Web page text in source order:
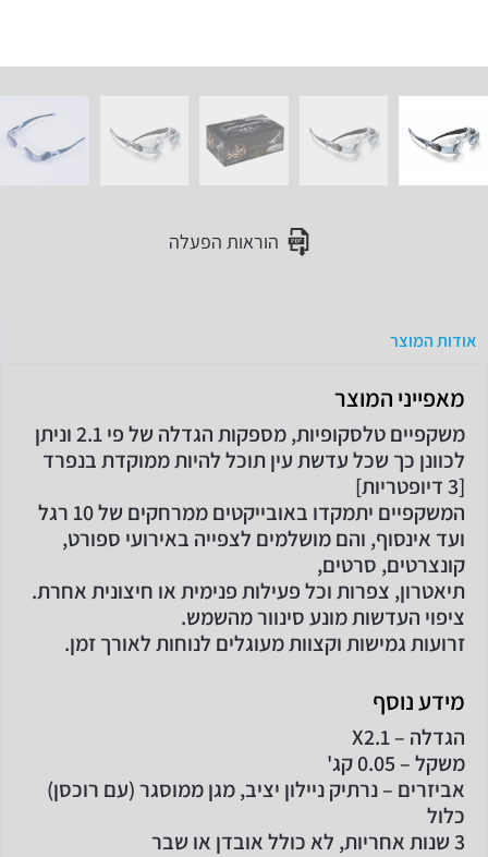
הוראות הפעלה
אודות המוצר
מאפייני המוצר
משקפיים טלסקופיות, מספקות הגדלה של פי 2.1 וניתן
לכוונן כך שכל עדשת עין תוכל להיות ממוקדת בנפרד
[3 דיופטריות]
המשקפיים יתמקדו באובייקטים ממרחקים של 10 רגל
ועד אינסוף, והם מושלמים לצפייה באירועי ספורט,
קונצרטים, סרטים,
תיאטרון, צפרות וכל פעילות פנימית או חיצונית אחרת.
ציפוי העדשות מונע סינוור מהשמש.
זרועות גמישות וקצוות מעוגלים לנוחות לאורך זמן.
מידע נוסף
הגדלה – X2.1
משקל – 0.05 קג'
אביזרים – נרתיק ניילון יציב, מגן ממוסגר (עם רוכסן)
כלול
3 שנות אחריות, לא כולל אובדן או שבר